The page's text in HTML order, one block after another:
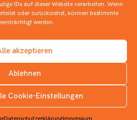
IDs auf dieser Website verarbeiten. Wenn
oder zurückziehst, können bestimmte
werden.
akzeptieren
Ablehnen
Cookie-Einstellungen
und
Gurkenkönige